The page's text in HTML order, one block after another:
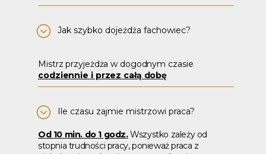
Jak szybko dojeżdża fachowiec?
Mistrz przyjeżdża w dogodnym czasie
codziennie i przez całą dobę
Ile czasu zajmie mistrzowi praca?
Od 10 min. do 1 godz.Wszystko zależy od
stopnia trudności pracy, ponieważ praca z